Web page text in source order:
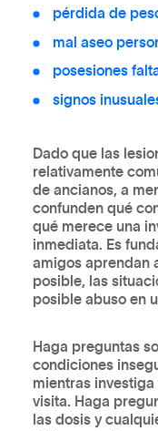
pérdida de
mal aseo
posesiones
signos
Dado que las
relativamente
de ancianos, a
confunden qué
qué merece una
inmediata. Es
amigos aprendan
posible, las
posible abuso en
Haga preguntas
condiciones
mientras
visita. Haga
las dosis y